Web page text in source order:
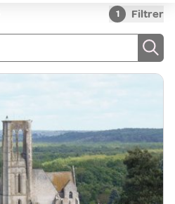
1 Filtrer